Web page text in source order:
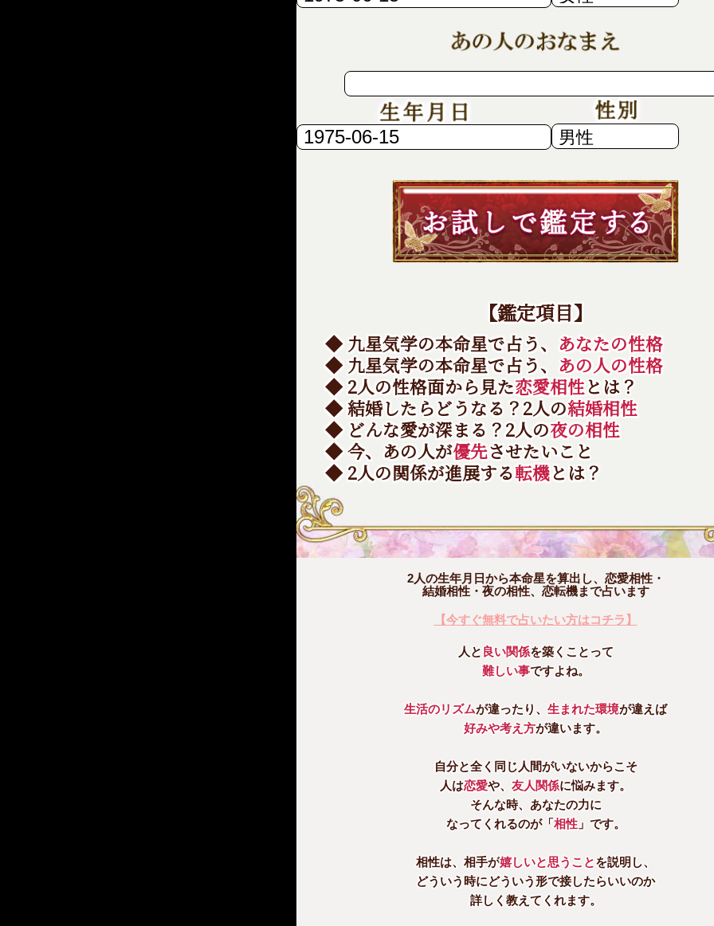
【鑑定項目】
◆ 九星気学の本命星で占う、 あなたの性格
◆ 九星気学の本命星で占う、 あの人の性格
◆ 2人の性格面から見た恋愛相性とは？
◆ 結婚したらどうなる？2人の結婚相性
◆ どんな愛が深まる？2人の夜の相性
◆ 今、あの人が優先させたいこと
◆ 2人の関係が進展する転機とは？
2人の生年月日から本命星を算出し、恋愛相性・
結婚相性・夜の相性、恋転機まで占います
【今すぐ無料で占いたい方はコチラ】
人と 良い関係を築くことって
難しい事ですよね。
生活のリズムが違ったり、 生まれた環境が違えば
好みや考え方が違います。
自分と全く同じ人間がいないからこそ
人は恋愛や、 友人関係に悩みます。
そんな時、あなたの力に
なってくれるのが「相性」です。
相性は、相手が嬉しいと思うことを説明し、
どういう時にどういう形で接したらいいのか
詳しく教えてくれます。